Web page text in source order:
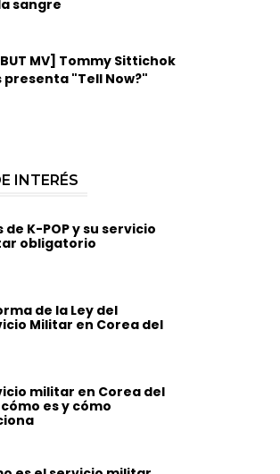
sangre
MV] Tommy Sittichok
presenta "Tell Now?"
INTERÉS
de K-POP y su servicio
obligatorio
de la Ley del
Militar en Corea del
militar en Corea del
es y cómo